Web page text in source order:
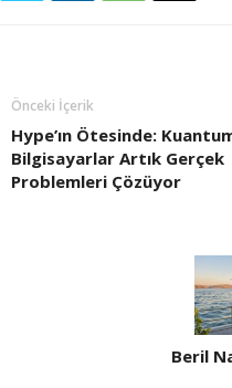
Önceki İçerik
Hype’ın Ötesinde:
Bilgisayarlar Artık Gerçek
Problemleri Çözüyor
Beril